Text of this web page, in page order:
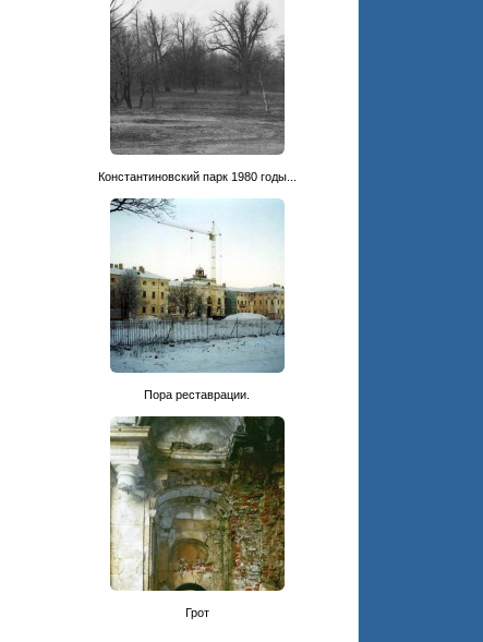
Константиновский парк 1980 годы...
Пора реставрации.
Грот